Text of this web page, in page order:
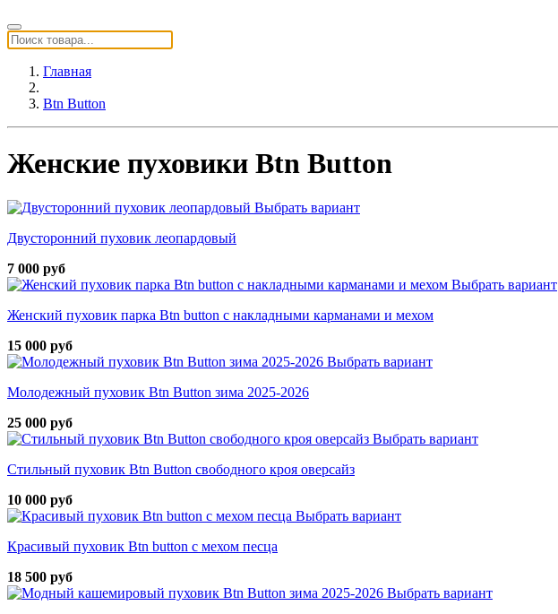
Главная
Btn Button
Женские пуховики Btn Button
Выбрать вариант
Двусторонний пуховик леопардовый
7 000 руб
Выбрать вариант
Женский пуховик парка Btn button с накладными карманами и мехом
15 000 руб
Выбрать вариант
Молодежный пуховик Btn Button зима 2025-2026
25 000 руб
Выбрать вариант
Стильный пуховик Btn Button свободного кроя оверсайз
10 000 руб
Выбрать вариант
Красивый пуховик Btn button с мехом песца
18 500 руб
Выбрать вариант